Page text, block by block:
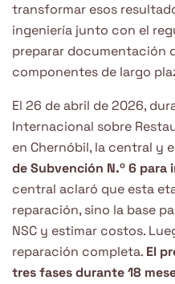
transformar esos
ingeniería junto con el
preparar documentación
componentes de largo
El 26 de abril de 2026,
Internacional sobre
en Chernóbil, la central y
de Subvención N.º 6 para
central aclaró que esta
reparación, sino la base
NSC y estimar costos.
reparación completa. El
tres fases durante 18